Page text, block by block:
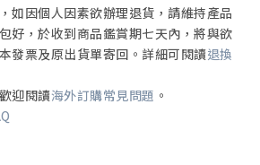
如因個人因素欲辦理退貨，請維持產品
好，於收到商品鑑賞期七天內，將與欲
發票及原出貨單寄回。詳細可閱讀退換
迎閱讀海外訂購常見問題 。